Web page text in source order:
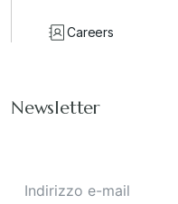
Careers
Newsletter